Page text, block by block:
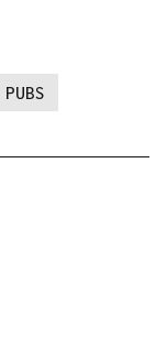
PUBS